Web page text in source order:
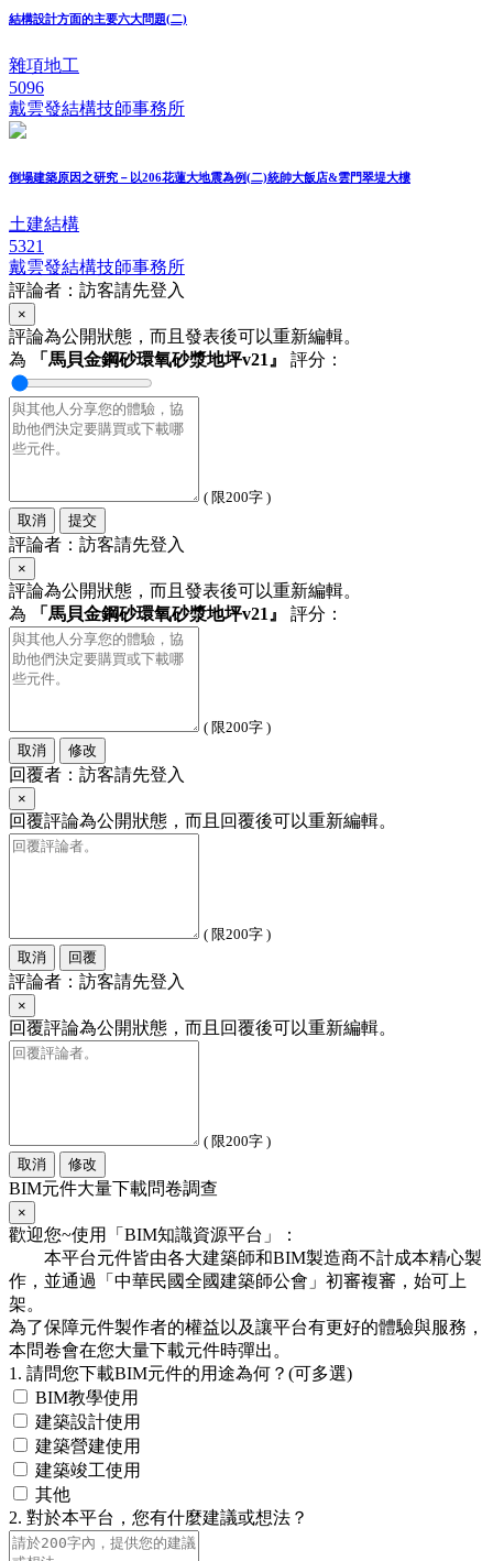
結構設計方面的主要六大問題(二)
雜項地工
5096
戴雲發結構技師事務所
倒塌建築原因之研究－以206花蓮大地震為例(二)統帥大飯店&雲門翠堤大樓
土建結構
5321
戴雲發結構技師事務所
評論者：訪客請先登入
×
評論為公開狀態，而且發表後可以重新編輯。
為
「馬貝金鋼砂環氧砂漿地坪v21』 評分：
( 限200字 )
取消
提交
評論者：訪客請先登入
×
評論為公開狀態，而且發表後可以重新編輯。
為
「馬貝金鋼砂環氧砂漿地坪v21』 評分：
( 限200字 )
取消
修改
回覆者：訪客請先登入
×
回覆評論為公開狀態，而且回覆後可以重新編輯。
( 限200字 )
取消
回覆
評論者：訪客請先登入
×
回覆評論為公開狀態，而且回覆後可以重新編輯。
( 限200字 )
取消
修改
BIM元件大量下載問卷調查
×
歡迎您~使用「BIM知識資源平台」：
本平台元件皆由各大建築師和BIM製造商不計成本精心製
作，並通過「中華民國全國建築師公會」初審複審，始可上
架。
為了保障元件製作者的權益以及讓平台有更好的體驗與服務，
本問卷會在您大量下載元件時彈出。
1. 請問您下載BIM元件的用途為何？(可多選)
BIM教學使用
建築設計使用
建築營建使用
建築竣工使用
其他
2. 對於本平台，您有什麼建議或想法？